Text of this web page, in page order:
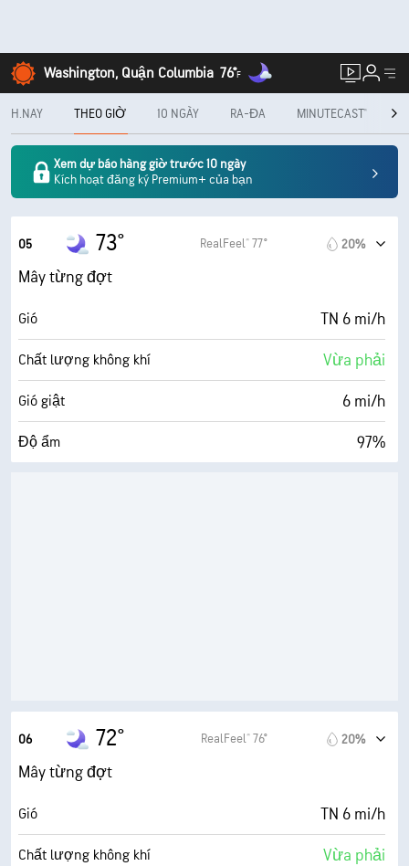
Washington, Quận Columbia 76°F
H.NAY THEO GIỜ 10 NGÀY RA-ĐA MINUTECAST®
Xem dự báo hàng giờ trước 10 ngày
Kích hoạt đăng ký Premium+ của bạn
05 73° RealFeel® 77° 20%
Mây từng đợt
Gió TN 6 mi/h
Chất lượng không khí Vừa phải
Gió giật 6 mi/h
Độ ẩm 97%
06 72° RealFeel® 76° 20%
Mây từng đợt
Gió TN 6 mi/h
Chất lượng không khí Vừa phải